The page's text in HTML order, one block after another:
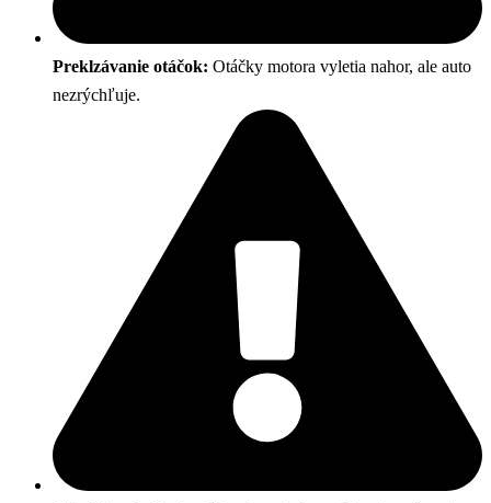
Preklzávanie otáčok: Otáčky motora vyletia nahor, ale auto
nezrýchľuje.